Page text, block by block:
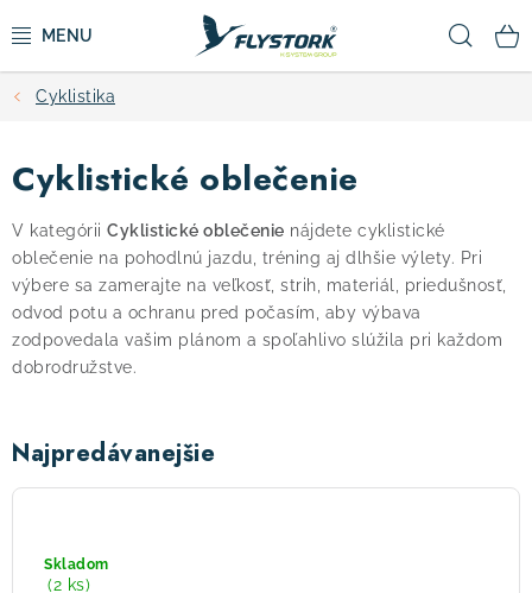
na
CYKLISTIKA
ZIMNÉ ŠPORTY
KOLOBEŽKY
OBLEČENIE A TOPÁNKY
DOPLNKY
CAMPING
! Akcie !
Cyklistika
Cyklistické oblečenie
V kategórii Cyklistické oblečenie nájdete cyklistické
oblečenie na pohodlnú jazdu, tréning aj dlhšie výlety. Pri
výbere sa zamerajte na veľkosť, strih, materiál, priedušnosť,
odvod potu a ochranu pred počasím, aby výbava
zodpovedala vašim plánom a spoľahlivo slúžila pri každom
dobrodružstve.
Najpredávanejšie
Ss
Jersey
Skladom
(2 ks)